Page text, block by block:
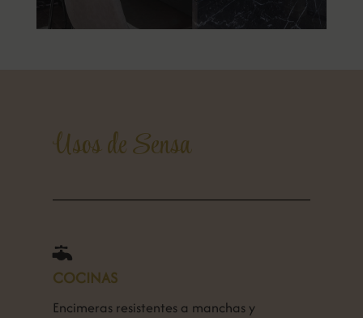
Usos de Sensa

COCINAS
Encimeras resistentes a manchas y